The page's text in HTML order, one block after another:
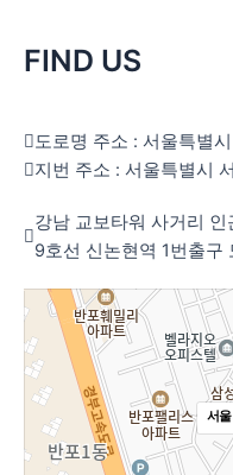
FIND US
도로명 주소 : 서울특별
지번 주소 : 서울특별시
강남 교보타워 사거리 인
9호선 신논현역 1번출구
서울